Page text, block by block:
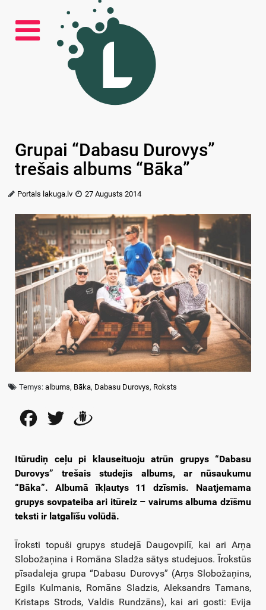
Grupai “Dabasu Durovys”
trešais albums “Bāka”
Portals lakuga.lv 27 Augusts 2014
Temys:albums, Bāka, Dabasu Durovys, Roksts
FacebookTwitter
Itūrudiņ ceļu pi klauseituoju atrūn grupys “Dabasu
Durovys” trešais studejis albums, ar nūsaukumu
“Bāka”. Albumā īkļautys 11 dzīsmis. Naatjemama
grupys sovpateiba ari itūreiz – vairums albuma dzīšmu
teksti ir latgalīšu volūdā.
Īroksti topuši grupys studejā Daugovpilī, kai ari Arņa
Slobožaņina i Romāna Sladža sātys studejuos. Īrokstūs
pīsadaleja grupa “Dabasu Durovys” (Arņs Slobožaņins,
Egils Kulmanis, Romāns Sladzis, Aleksandrs Tamans,
Kristaps Strods, Valdis Rundzāns), kai ari gosti: Evija